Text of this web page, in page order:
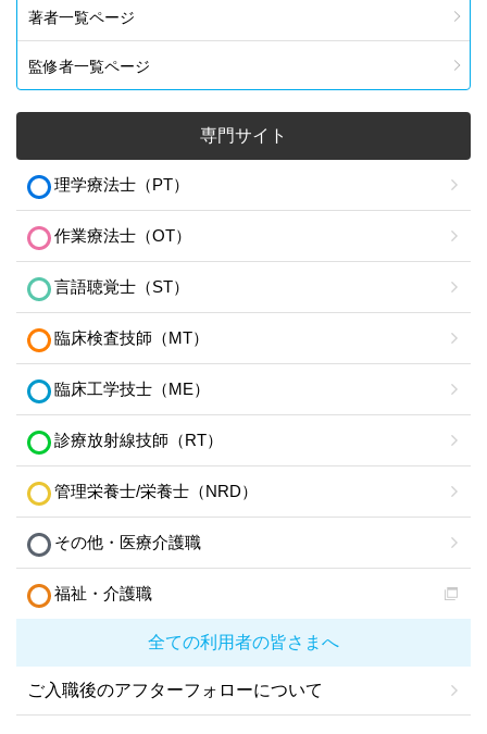
著者一覧ページ
監修者一覧ページ
専門サイト
理学療法士（PT）
作業療法士（OT）
言語聴覚士（ST）
臨床検査技師（MT）
臨床工学技士（ME）
診療放射線技師（RT）
管理栄養士/栄養士（NRD）
その他・医療介護職
福祉・介護職
全ての利用者の皆さまへ
ご入職後のアフターフォローについて